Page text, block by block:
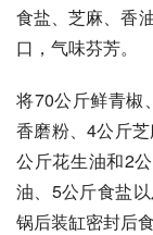
食盐、芝麻、香
口，气味芬芳。
将70公斤鲜青椒
香磨粉、4公斤
公斤花生油和2
油、5公斤食盐
锅后装缸密封后食